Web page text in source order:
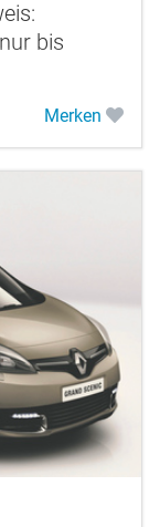
bis
Merken